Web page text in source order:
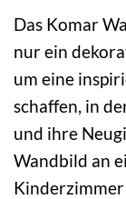
Das Komar
nur ein
um eine
schaffen, in
und ihre
Wandbild an